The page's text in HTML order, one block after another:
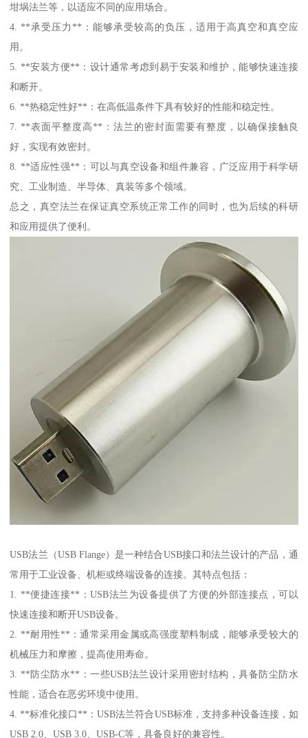
坩埚法兰等，以适应不同的应用场合。
4. **承受压力**：能够承受较高的负压，适用于高真空和真空应
用。
5. **安装方便**：设计通常考虑到易于安装和维护，能够快速连接
和断开。
6. **热稳定性好**：在高低温条件下具有较好的性能和稳定性。
7. **表面平整度高**：法兰的密封面需要有整度，以确保接触良
好，实现有效密封。
8. **适应性强**：可以与真空设备和组件兼容，广泛应用于科学研
究、工业制造、半导体、真装等多个领域。
总之，真空法兰在保证真空系统正常工作的同时，也为后续的科研
和应用提供了便利。
USB法兰（USB Flange）是一种结合USB接口和法兰设计的产品，通
常用于工业设备、机柜或终端设备的连接。其特点包括：
1. **便捷连接**：USB法兰为设备提供了方便的外部连接点，可以
快速连接和断开USB设备。
2. **耐用性**：通常采用金属或高强度塑料制成，能够承受较大的
机械压力和摩擦，提高使用寿命。
3. **防尘防水**：一些USB法兰设计采用密封结构，具备防尘防水
性能，适合在恶劣环境中使用。
4. **标准化接口**：USB法兰符合USB标准，支持多种设备连接，如
USB 2.0、USB 3.0、USB-C等，具备良好的兼容性。